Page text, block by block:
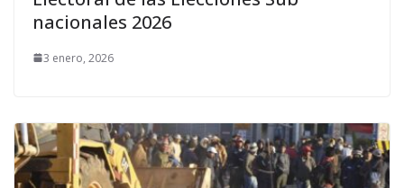
nacionales 2026
3 enero, 2026